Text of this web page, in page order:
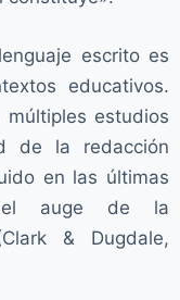
escrito es
educativos.
estudios
de la redacción
en las últimas
el auge de la
& Dugdale,